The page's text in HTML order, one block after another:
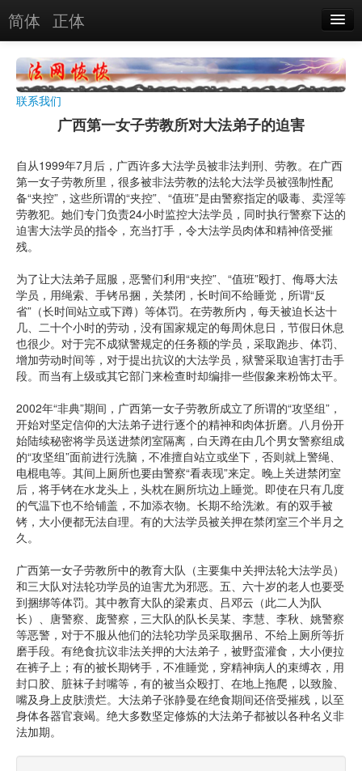
简体 正体
恶报实例
恶人图片
单位图片
搜索
关于
联系我们
广西第一女子劳教所对大法弟子的迫害
自从1999年7月后，广西许多大法学员被非法判刑、劳教。在广西
第一女子劳教所里，很多被非法劳教的法轮大法学员被强制性配
备“夹控”，这些所谓的“夹控”、“值班”是由警察指定的吸毒、卖淫等
劳教犯。她们专门负责24小时监控大法学员，同时执行警察下达的
迫害大法学员的指令，充当打手，令大法学员肉体和精神倍受摧
残。
为了让大法弟子屈服，恶警们利用“夹控”、“值班”殴打、侮辱大法
学员，用绳索、手铐吊捆，关禁闭，长时间不给睡觉，所谓“反
省”（长时间站立或下蹲）等体罚。在劳教所内，每天被迫长达十
几、二十个小时的劳动，没有国家规定的每周休息日，节假日休息
也很少。对于完不成狱警规定的任务额的学员，采取跑步、体罚、
增加劳动时间等，对于提出抗议的大法学员，狱警采取迫害打击手
段。而当有上级或其它部门来检查时却编排一些假象来粉饰太平。
2002年“非典”期间，广西第一女子劳教所成立了所谓的“攻坚组”，
开始对坚定信仰的大法弟子进行逐个的精神和肉体折磨。八月份开
始陆续秘密将学员送进禁闭室隔离，白天蹲在由几个男女警察组成
的“攻坚组”面前进行洗脑，不准擅自站立或坐下，否则就上警绳、
电棍电等。其间上厕所也要由警察“看表现”来定。晚上关进禁闭室
后，将手铐在水龙头上，头枕在厕所坑边上睡觉。即使在只有几度
的气温下也不给铺盖，不加添衣物。长期不给洗漱。有的双手被
铐，大小便都无法自理。有的大法学员被关押在禁闭室三个半月之
久。
广西第一女子劳教所中的教育大队（主要集中关押法轮大法学员）
和三大队对法轮功学员的迫害尤为邪恶。五、六十岁的老人也要受
到捆绑等体罚。其中教育大队的梁素贞、吕邓云（此二人为队
长）、唐警察、庞警察，三大队的队长吴某、李慧、李秋、姚警察
等恶警，对于不服从他们的法轮功学员采取捆吊、不给上厕所等折
磨手段。有绝食抗议非法关押的大法弟子，被野蛮灌食，大小便拉
在裤子上；有的被长期铐手，不准睡觉，穿精神病人的束缚衣，用
封口胶、脏袜子封嘴等，有的被当众殴打、在地上拖爬，以致脸、
嘴及身上皮肤溃烂。大法弟子张静曼在绝食期间还倍受摧残，以至
身体各器官衰竭。绝大多数坚定修炼的大法弟子都被以各种名义非
法加期。